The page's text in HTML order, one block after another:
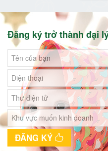
Đăng ký trở thành đại
ĐĂNG KÝ